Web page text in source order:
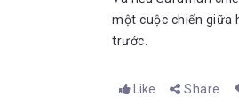
một cuộc chiến giữa
trước.
Like Share